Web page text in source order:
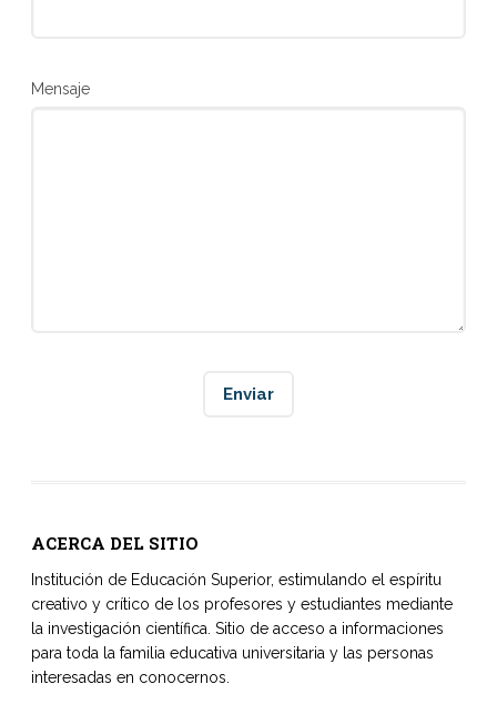
Mensaje
ACERCA DEL SITIO
Institución de Educación Superior, estimulando el espíritu
creativo y crítico de los profesores y estudiantes mediante
la investigación científica. Sitio de acceso a informaciones
para toda la familia educativa universitaria y las personas
interesadas en conocernos.